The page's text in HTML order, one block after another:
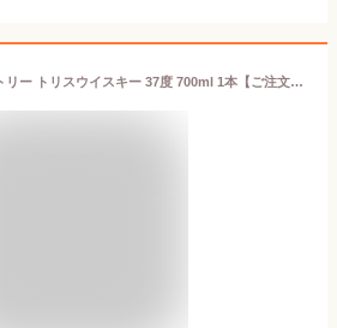
【最強配送】サントリー トリスウイスキー 37度 700ml 1本【ご注文は12本まで同梱可能】